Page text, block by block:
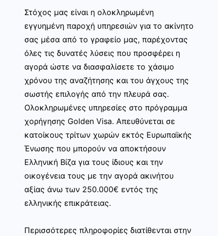
Στόχος μας είναι η ολοκληρωμένη
εγγυημένη παροχή υπηρεσιών για το ακίνητο
σας μέσα από το γραφείο μας, παρέχοντας
όλες τις δυνατές λύσεις που προσφέρει η
αγορά ώστε να διασφαλίσετε το χάσιμο
χρόνου της αναζήτησης και του άγχους της
σωστής επιλογής από την πλευρά σας.
Ολοκληρωμένες υπηρεσίες στο πρόγραμμα
χορήγησης Golden Visa. Απευθύνεται σε
κατοίκους τρίτων χωρών εκτός Ευρωπαϊκής
Ένωσης που μπορούν να αποκτήσουν
Ελληνική Βίζα για τους ίδιους και την
οικογένεια τους με την αγορά ακινήτου
αξίας άνω των 250.000€ εντός της
ελληνικής επικράτειας.
Περισσότερες πληροφορίες διατίθενται στην